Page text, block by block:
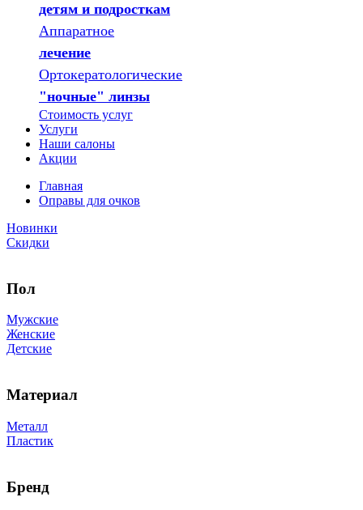
детям и подросткам
Аппаратное
лечение
Ортокератологические
"ночные" линзы
Стоимость услуг
Услуги
Наши салоны
Акции
Главная
Оправы для очков
Новинки
Скидки
Пол
Мужские
Женские
Детские
Материал
Металл
Пластик
Бренд